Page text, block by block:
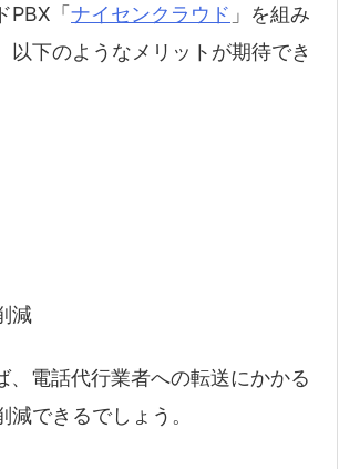
PBX「ナイセンクラウド 」を組み
以下のようなメリットが期待でき
減
、電話代行業者への転送にかかる
減できるでしょう。